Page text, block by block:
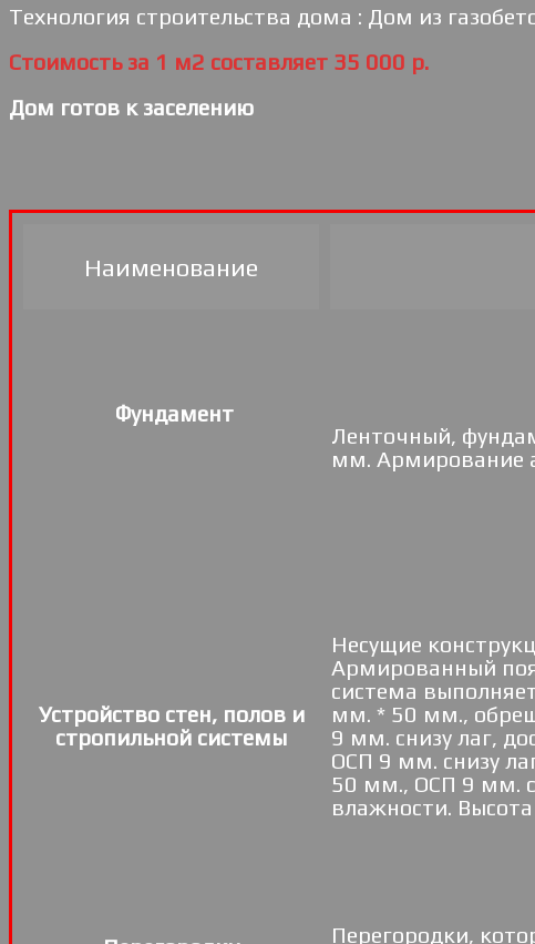
Технология строительства дома : Дом из
Стоимость за 1 м2 составляет 35 000 р.
Дом готов к заселению
Наименование
Фундамент
Ленточный,
мм. Армирование
Устройство стен, полов и
стропильной системы
Несущие
Армированный
система
мм. * 50 мм.,
9 мм. снизу лаг,
ОСП 9 мм. снизу
50 мм., ОСП 9 мм.
влажности.
Перегородки,